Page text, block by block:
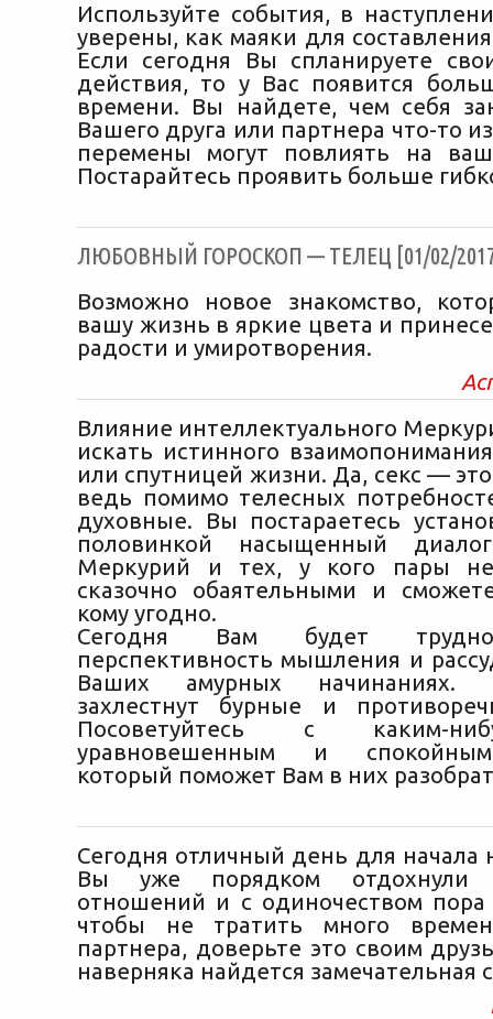
Используйте события, в
уверены, как маяки для
Если сегодня Вы спланируете
действия, то у Вас появится
времени. Вы найдете, чем себя
Вашего друга или партнера что-то
перемены могут повлиять на
Постарайтесь проявить больше
ЛЮБОВНЫЙ ГОРОСКОП — ТЕЛЕЦ [01/02/
Возможно новое знакомство,
вашу жизнь в яркие цвета и
радости и умиротворения.
Влияние интеллектуального
искать истинного
или спутницей жизни. Да, секс —
ведь помимо телесных
духовные. Вы постараетесь
половинкой насыщенный
Меркурий и тех, у кого пары
сказочно обаятельными и
кому угодно.
Сегодня Вам будет трудно
перспективность мышления и
Ваших амурных начинаниях.
захлестнут бурные и
Посоветуйтесь с каким-
уравновешенным и
который поможет Вам в них
Сегодня отличный день для начала
Вы уже порядком отдохнули
отношений и с одиночеством пора
чтобы не тратить много
партнера, доверьте это своим
наверняка найдется замечательная